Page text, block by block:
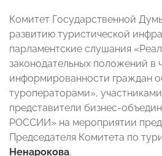
Комитет Государственной
развитию туристической
парламентские слушания
законодательных положений в
информированности граждан
туроператорами»,
представители бизнес-
РОССИИ» на мероприятии
Председателя Комитета по
Ненарокова.